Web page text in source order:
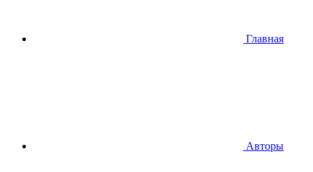
Главная
Авторы